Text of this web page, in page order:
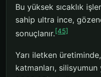
Bu yüksek sıcaklık
sahip ultra ince,
sonuçlanır.[45]
Yarı iletken
katmanları,